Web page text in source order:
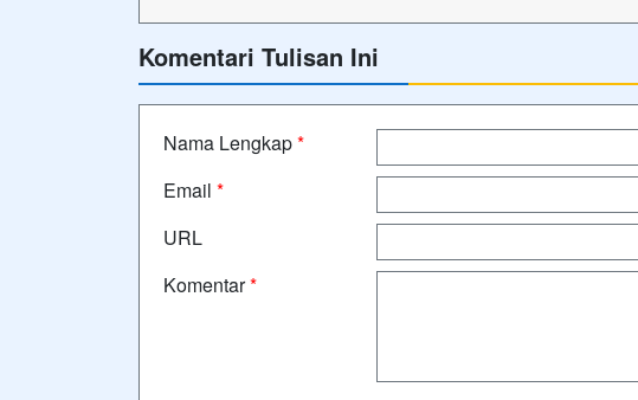
Komentari Tulisan Ini
Nama Lengkap*
Email *
URL
Komentar*